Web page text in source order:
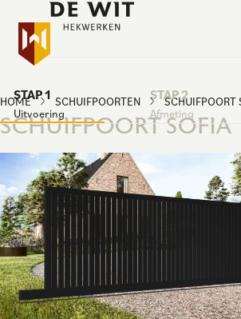
STAP 1
Uitvoering
STAP 2
Afmeting
HOME SCHUIFPOORTEN SCHUIFPOORT
SCHUIFPOORT SOFIA